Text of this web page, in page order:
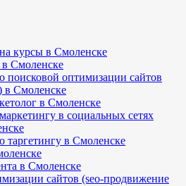
курсы в Смоленске
Смоленске
поисковой оптимизации сайтов
в Смоленске
в Смоленске
в социальных сетях
таргетингу в Смоленске
в Смоленске
сайтов (seo-продвижение